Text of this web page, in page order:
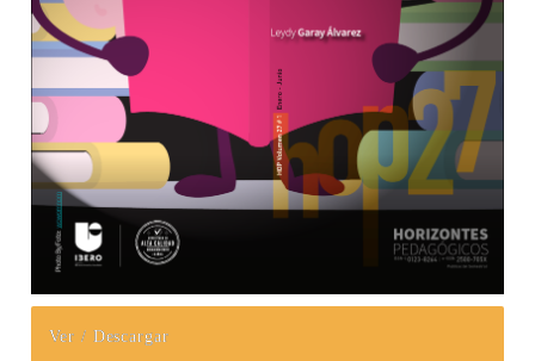
Ver / Descargar